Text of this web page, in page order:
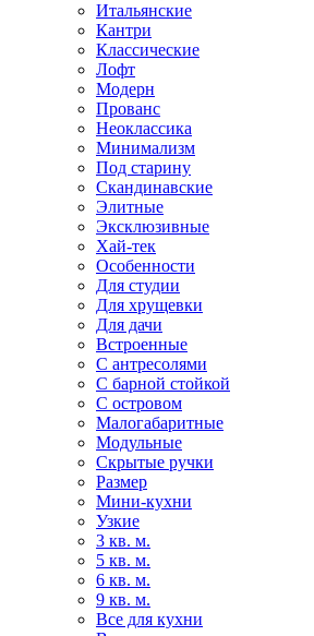
Итальянские
Кантри
Классические
Лофт
Модерн
Прованс
Неоклассика
Минимализм
Под старину
Скандинавские
Элитные
Эксклюзивные
Хай-тек
Особенности
Для студии
Для хрущевки
Для дачи
Встроенные
С антресолями
С барной стойкой
С островом
Малогабаритные
Модульные
Скрытые ручки
Размер
Мини-кухни
Узкие
3 кв. м.
5 кв. м.
6 кв. м.
9 кв. м.
Все для кухни